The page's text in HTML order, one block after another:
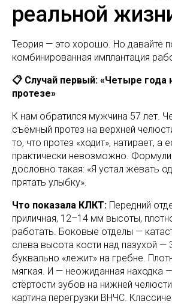
реальной
Теория — это хорошо. Но давайте
комбинированная имплантация
📋 Случай первый: «Четыре года
протезе»
К нам обратился мужчина 57 лет.
съёмный протез на верхней
то, что протез «ходит», натирает, а
практически невозможно.
дословно такая: «Я устал жевать
прятать улыбку».
Что показала КЛКТ: Передний
приличная, 12–14 мм высоты,
работать. Боковые отделы —
слева высота кости над пазухой —
буквально «лежит» на гребне.
мягкая. И — неожиданная находка
стёртости зубов на нижней
картина перегрузки ВНЧС.